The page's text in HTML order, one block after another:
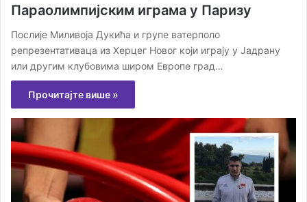
Параолимпијским играма у Паризу
Послије Миливоја Дукића и групе ватерполо
репрезентативаца из Херцег Новог који играју у Јадрану
или другим клубовима широм Европе град…
Прочитајте више »